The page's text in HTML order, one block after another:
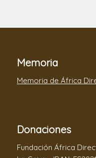
Memoria
Memoria de África
Donaciones
Fundación África